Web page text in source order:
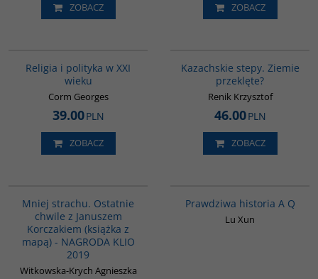
ZOBACZ ZOBACZ
Religia i polityka w XXI
wieku
Corm Georges
39.00PLN
ZOBACZ
Kazachskie stepy. Ziemie
przeklęte?
Renik Krzysztof
46.00PLN
ZOBACZ
Mniej strachu. Ostatnie
chwile z Januszem
Korczakiem (książka z
mapą) - NAGRODA KLIO
2019
Witkowska-Krych Agnieszka
Prawdziwa historia A Q
Lu Xun